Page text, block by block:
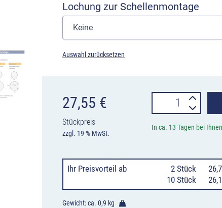
Lochung zur Schellenmontage
Auswahl zurücksetzen
27,55 €
Stückpreis
zzgl. 19 % MwSt.
274-
Zulässige
40
In ca. 13 Tagen bei Ihnen
Ihr Preisvorteil ab 2 Stück
10 Stück
Gewicht: ca. 0,9 kg